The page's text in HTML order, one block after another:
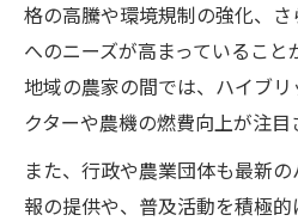
格の高騰や環境規制の強化、
へのニーズが高まっていること
地域の農家の間では、ハイブ
クターや農機の燃費向上が注目
また、行政や農業団体も最新
報の提供や、普及活動を積極